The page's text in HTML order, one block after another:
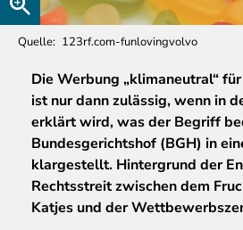
Quelle 123rf.com-funlovingvolvo
Die Werbung „klimaneutral“
ist nur dann zulässig, wenn in
erklärt wird, was der Begriff
Bundesgerichtshof (BGH) in
klargestellt. Hintergrund der
Rechtsstreit zwischen dem
Katjes und der